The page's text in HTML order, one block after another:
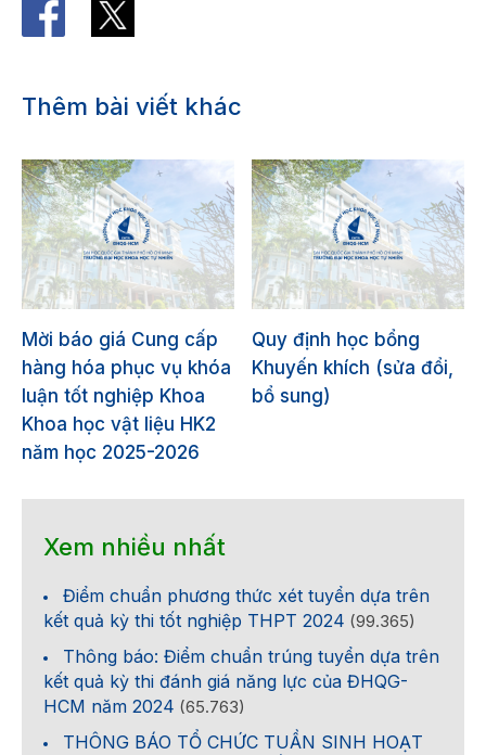
Thêm bài viết khác
Mời báo giá Cung cấp
hàng hóa phục vụ khóa
luận tốt nghiệp Khoa
Khoa học vật liệu HK2
năm học 2025-2026
Quy định học bổng
Khuyến khích (sửa đổi,
bổ sung)
Xem nhiều nhất
Điểm chuẩn phương thức xét tuyển dựa trên
kết quả kỳ thi tốt nghiệp THPT 2024 (99.365)
Thông báo: Điểm chuẩn trúng tuyển dựa trên
kết quả kỳ thi đánh giá năng lực của ĐHQG-
HCM năm 2024 (65.763)
THÔNG BÁO TỔ CHỨC TUẦN SINH HOẠT